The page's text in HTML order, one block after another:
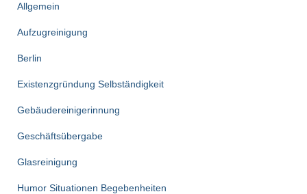
Allgemein
Aufzugreinigung
Berlin
Existenzgründung Selbständigkeit
Gebäudereinigerinnung
Geschäftsübergabe
Glasreinigung
Humor Situationen Begebenheiten